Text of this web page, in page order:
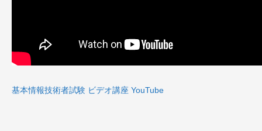
基本情報技術者試験 ビデオ講座 YouTube